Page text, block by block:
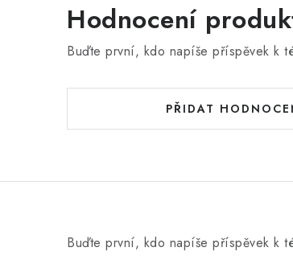
Hodnocení
Buďte první, kdo napíše příspěvek k
PŘIDAT
Buďte první, kdo napíše příspěvek k